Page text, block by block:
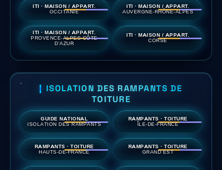
ITI · MAISON / APPART.
OCCITANIE
ITI · MAISON / APPART.
AUVERGNE-RHÔNE-ALPES
ITI · MAISON / APPART.
PROVENCE-ALPES-CÔTE
D'AZUR
ITI · MAISON / APPART.
CORSE
ISOLATION DES RAMPANTS DE
TOITURE
GUIDE NATIONAL
ISOLATION DES RAMPANTS
RAMPANTS · TOITURE
ÎLE-DE-FRANCE
RAMPANTS · TOITURE
HAUTS-DE-FRANCE
RAMPANTS · TOITURE
GRAND EST